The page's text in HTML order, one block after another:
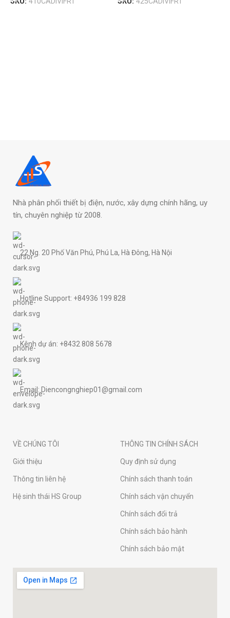
Nhà phân phối thiết bị điện, nước, xây dựng chính hãng, uy
tín, chuyên nghiệp từ 2008.
22 Ng. 20 Phố Văn Phú, Phú La, Hà Đông, Hà Nội
Hotline Support: +84936 199 828
Kênh dự án: +8432 808 5678
Email: Diencongnghiep01@gmail.com
VỀ CHÚNG TÔI
Giới thiệu
Thông tin liên hệ
Hệ sinh thái HS Group
THÔNG TIN CHÍNH SÁCH
Quy định sử dụng
Chính sách thanh toán
Chính sách vận chuyển
Chính sách đổi trả
Chính sách bảo hành
Chính sách bảo mật